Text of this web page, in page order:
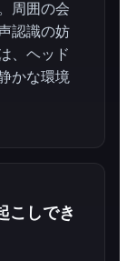
周囲の会
認識の妨
、ヘッド
かな環境
こしでき